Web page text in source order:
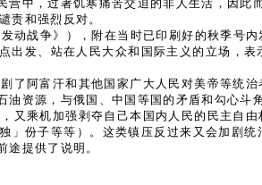
中，过著饥寒痛苦交迫的非人生活，因此
责和强烈反对。
动战争》），附在当时已印刷好的秋季
出发、站在人民大众和国际主义的立场，
了阿富汗和其他国家广大人民对美帝等统
资源，与俄国、中国等国的矛盾和勾心斗
又乘机加强剥夺自己本国内人民的民主自
」份子等等）。这类镇压反过来又会加剧
提供了说明。